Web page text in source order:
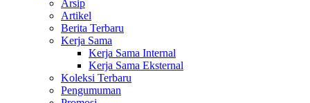
Arsip
Artikel
Berita Terbaru
Kerja Sama
Kerja Sama Internal
Kerja Sama Eksternal
Koleksi Terbaru
Pengumuman